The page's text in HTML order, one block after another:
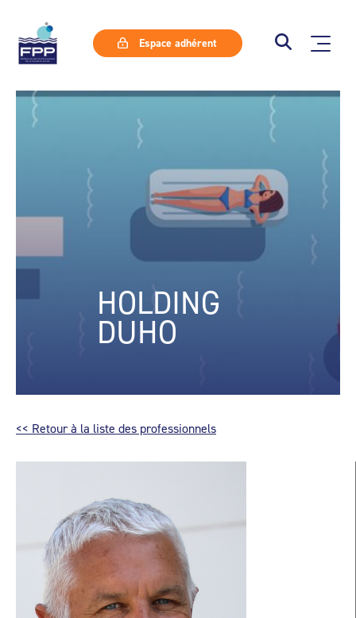
Espace adhérent
HOLDING
DUHO
<< Retour à la liste des professionnels